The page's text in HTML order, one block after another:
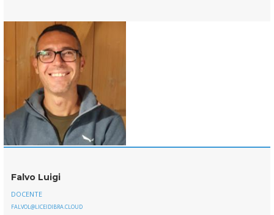
Falvo Luigi
DOCENTE
FALVOL@LICEIDIBRA.CLOUD